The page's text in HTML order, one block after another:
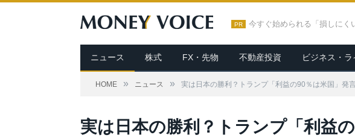
PR 今すぐ始められる「損しにく
ニュース 株式 FX・先物 不動産投資 ビジネス・ラ
HOME » ニュース » 実は日本の勝利？トランプ「利益の90％は米国」発
実は日本の勝利？トランプ「利益